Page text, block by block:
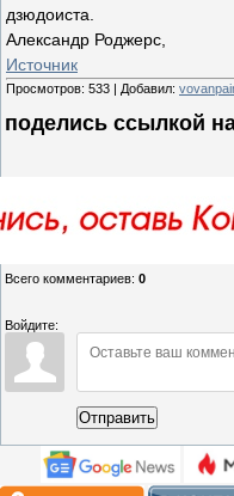
дзюдоиста.
Александр Роджерс,
Источник
Просмотров: 533 | Добавил:
поделись ссылкой
Всего комментариев: 0
Войдите:
Отправить